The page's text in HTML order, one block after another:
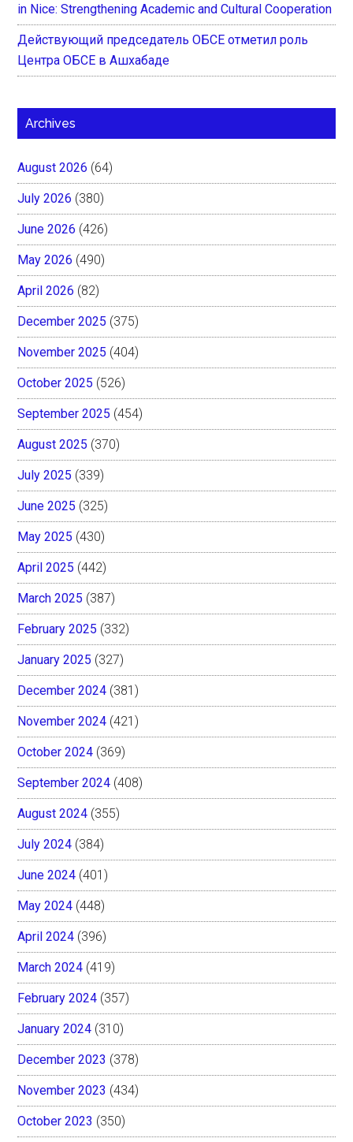
in Nice: Strengthening Academic and Cultural Cooperation
Действующий председатель ОБСЕ отметил роль
Центра ОБСЕ в Ашхабаде
Archives
August 2026 (64)
July 2026 (380)
June 2026 (426)
May 2026 (490)
April 2026 (82)
December 2025 (375)
November 2025 (404)
October 2025 (526)
September 2025 (454)
August 2025 (370)
July 2025 (339)
June 2025 (325)
May 2025 (430)
April 2025 (442)
March 2025 (387)
February 2025 (332)
January 2025 (327)
December 2024 (381)
November 2024 (421)
October 2024 (369)
September 2024 (408)
August 2024 (355)
July 2024 (384)
June 2024 (401)
May 2024 (448)
April 2024 (396)
March 2024 (419)
February 2024 (357)
January 2024 (310)
December 2023 (378)
November 2023 (434)
October 2023 (350)